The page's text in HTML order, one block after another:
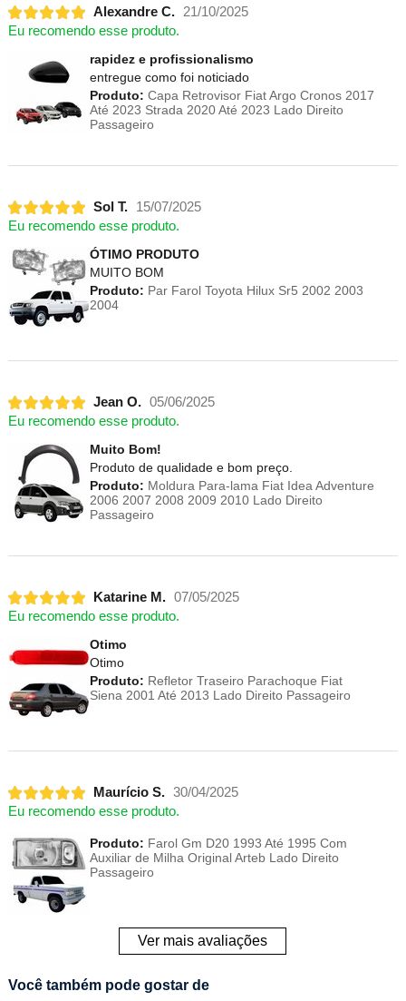
Alexandre C. 21/10/2025
Eu recomendo esse produto.
rapidez e profissionalismo
entregue como foi noticiado
Produto: Capa Retrovisor Fiat Argo Cronos 2017
Até 2023 Strada 2020 Até 2023 Lado Direito
Passageiro
Sol T.
15/07/2025
Eu recomendo esse produto.
ÓTIMO PRODUTO
MUITO BOM
Produto: Par Farol Toyota Hilux Sr5 2002 2003
2004
Jean O. 05/06/2025
Eu recomendo esse produto.
Muito Bom!
Produto de qualidade e bom preço.
Produto: Moldura Para-lama Fiat Idea Adventure
2006 2007 2008 2009 2010 Lado Direito
Passageiro
Katarine M. 07/05/2025
Eu recomendo esse produto.
Otimo
Otimo
Produto: Refletor Traseiro Parachoque Fiat
Siena 2001 Até 2013 Lado Direito Passageiro
Maurício S. 30/04/2025
Eu recomendo esse produto.
Produto: Farol Gm D20 1993 Até 1995 Com
Auxiliar de Milha Original Arteb Lado Direito
Passageiro
Ver mais avaliações
Você também pode gostar de